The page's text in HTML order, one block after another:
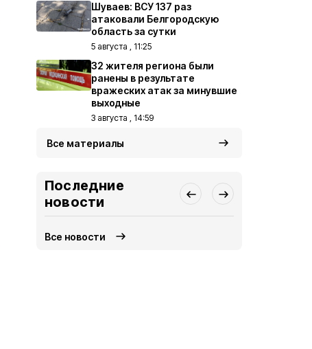
Шуваев: ВСУ 137 раз
атаковали Белгородскую
область за сутки
5 августа , 11:25
32 жителя региона были
ранены в результате
вражеских атак за минувшие
выходные
3 августа , 14:59
Все материалы
Последние
новости
Все новости